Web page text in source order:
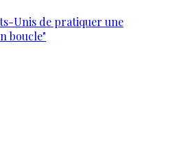
Unis de pratiquer une
boucle"